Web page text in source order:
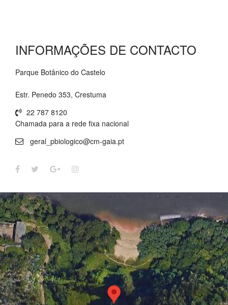
INFORMAÇÕES DE CONTACTO
Parque Botânico do Castelo
Estr. Penedo 353, Crestuma
22 787 8120
Chamada para a rede fixa nacional
geral_pbiologico@cm-gaia.pt